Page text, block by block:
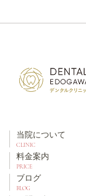
当院について
CLINIC
料金案内
PRICE
ブログ
BLOG